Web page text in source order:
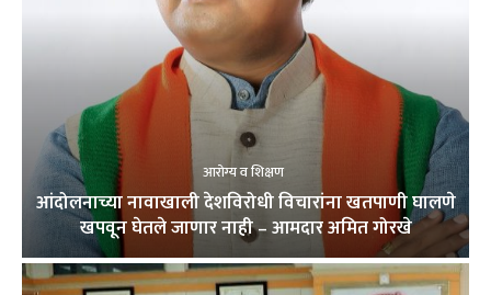
आरोग्य व शिक्षण
आंदोलनाच्या नावाखाली देशविरोधी विचारांना खतपाणी घालणे
खपवून घेतले जाणार नाही – आमदार अमित गोरखे